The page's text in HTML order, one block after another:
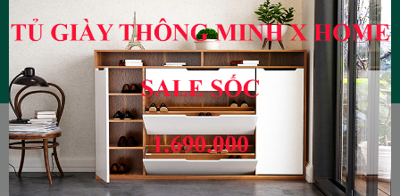
I
:
Đăng ký Đăng nhập
HOME Văn Hóa - Tôn Giáo
Tôi Là Thầy
Tướng Số - Tập 1